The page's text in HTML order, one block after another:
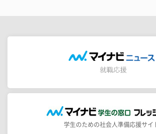
学生のための社会人準備応援サイ